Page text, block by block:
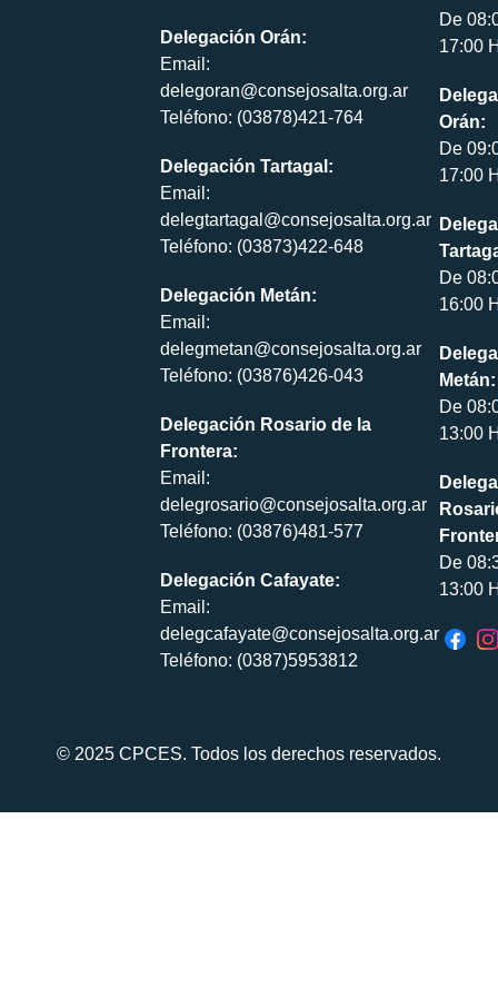
Delegación Orán:
Email:
delegoran@consejosalta.org.ar
Teléfono: (03878)421-764
Delegación Tartagal:
Email:
delegtartagal@consejosalta.org.ar
Teléfono: (03873)422-648
Delegación Metán:
Email:
delegmetan@consejosalta.org.ar
Teléfono: (03876)426-043
Delegación Rosario de la
Frontera:
Email:
delegrosario@consejosalta.org.ar
Teléfono: (03876)481-577
Delegación Cafayate:
Email:
delegcafayate@consejosalta.org.ar
Teléfono: (0387)5953812
De
17:00
Orán:
De
17:00
De
16:00
Metán:
De
13:00
De
13:00
© 2025 CPCES. Todos los derechos reservados.